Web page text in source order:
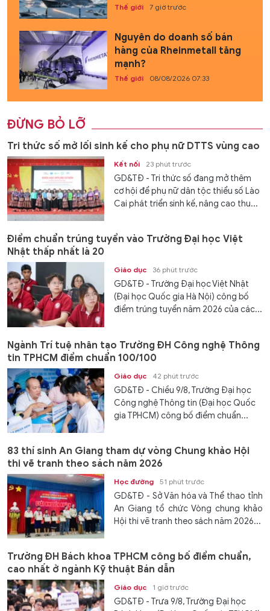
Thế giới 7 giờ trước
Nguyên do doanh số bán
hàng của Rheinmetall tăng
mạnh?
Thế giới 08/08/2026 07:33
ĐỪNG BỎ LỠ
Tri thức số mở lối sinh kế cho phụ nữ DTTS vùng cao
Kết nối 23 phút trước
GD&TĐ - Tri thức số đang mở thêm
cơ hội để phụ nữ dân tộc thiểu số Lào
Cai phát triển sinh kế, nâng cao thu...
Điểm chuẩn trúng tuyển vào Trường Đại học Việt
Nhật thấp nhất là 20
Giáo dục 36 phút trước
GD&TĐ - Trường Đại học Việt Nhật
(Đại học Quốc gia Hà Nội) công bố
điểm trúng tuyển năm 2026 của các...
Ngành Trí tuệ nhân tạo Trường ĐH Công nghệ Thông
tin TPHCM điểm chuẩn 100/100
Giáo dục 42 phút trước
GD&TĐ - Chiều 9/8, Trường Đại học
Công nghệ Thông tin (Đại học Quốc
gia TPHCM) công bố điểm chuẩn...
83 thí sinh An Giang tham dự vòng Chung khảo Hội
thi vẽ tranh theo sách năm 2026
Học đường 51 phút trước
GD&TĐ - Sở Văn hóa và Thể thao tỉnh
An Giang tổ chức Vòng chung khảo
Hội thi vẽ tranh theo sách năm 2026...
Trường ĐH Bách khoa TPHCM công bố điểm chuẩn,
cao nhất ở ngành Kỹ thuật Bán dẫn
Giáo dục 1 giờ trước
GD&TĐ - Trưa 9/8, Trường Đại học